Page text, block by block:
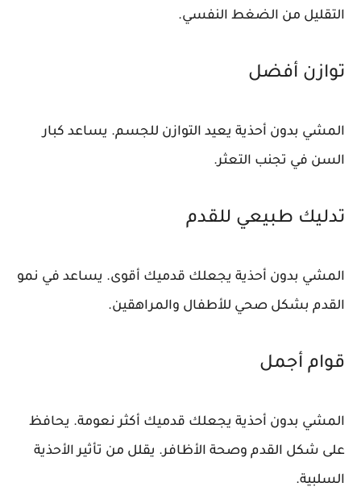
التقليل من الضغط النفسي.
توازن أفضل
المشي بدون أحذية يعيد التوازن للجسم. يساعد كبار
السن في تجنب التعثر.
تدليك طبيعي للقدم
المشي بدون أحذية يجعلك قدميك أقوى. يساعد في نمو
القدم بشكل صحي للأطفال والمراهقين.
قوام أجمل
المشي بدون أحذية يجعلك قدميك أكثر نعومة. يحافظ
على شكل القدم وصحة الأظافر. يقلل من تأثير الأحذية
السلبية.